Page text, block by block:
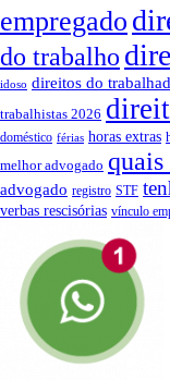
empregado
do trabalho
idoso direitos do
trabalhistas 2026
doméstico férias horas extras
melhor advogado quais
advogado registro STF
verbas rescisórias vínculo